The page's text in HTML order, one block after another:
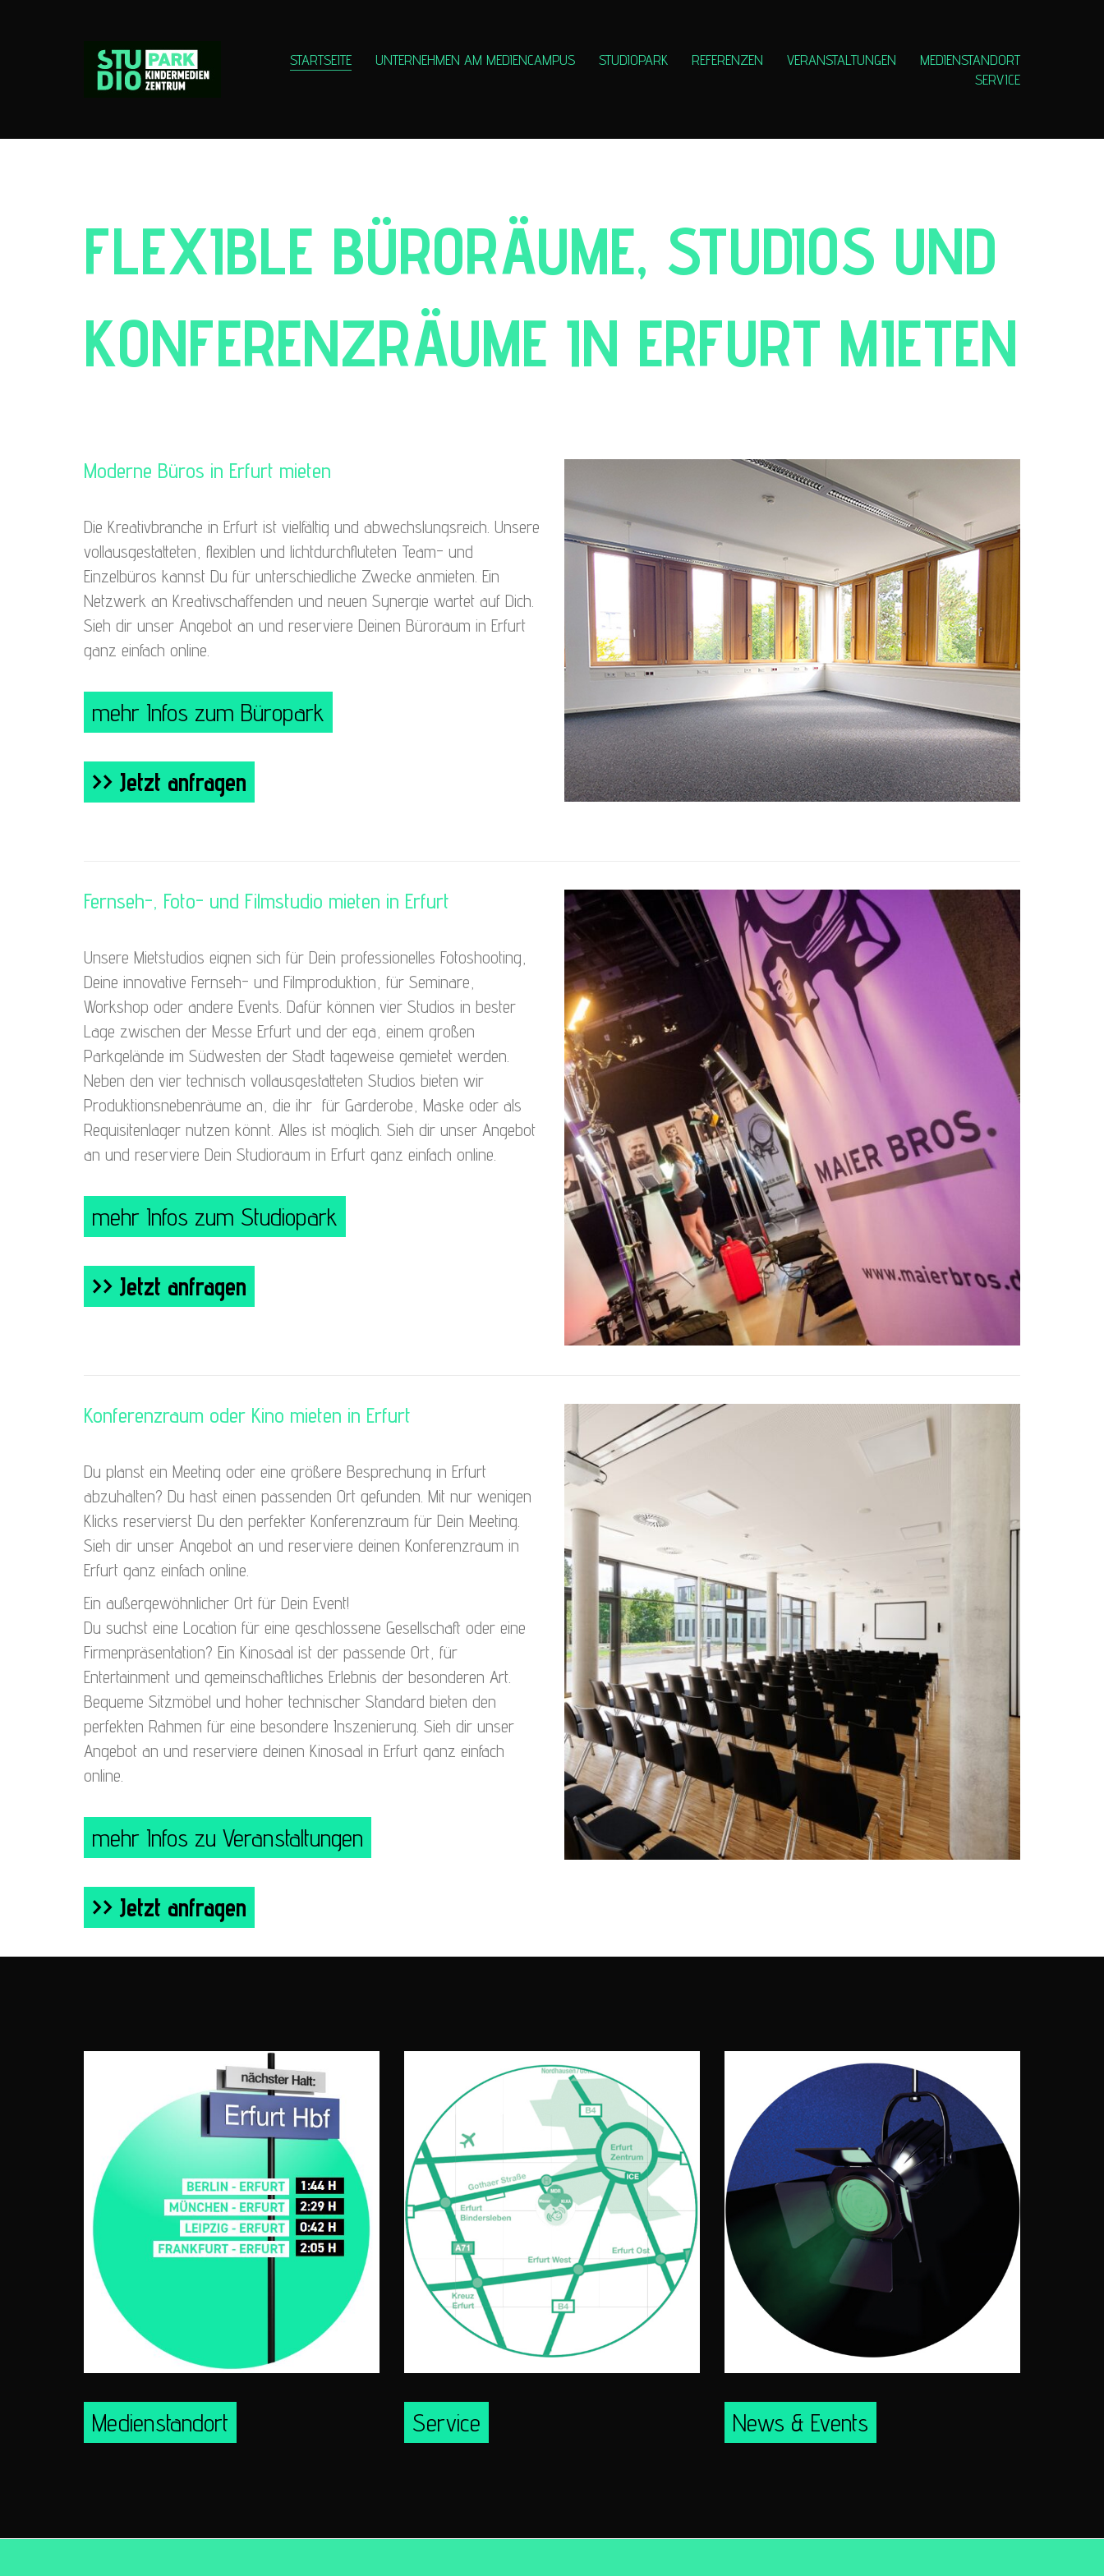
STARTSEITE UNTERNEHMEN AM MEDIENCAMPUS STUDIOPARK REFERENZEN VERANSTALTUNGEN
MEDIENSTANDORT
SERVICE
FLEXIBLE BÜRORÄUME, STUDIOS UND
KONFERENZRÄUME IN ERFURT MIETEN
Moderne Büros in Erfurt mieten
Die Kreativbranche in Erfurt ist vielfältig und abwechslungsreich. Unsere
vollausgestatteten, flexiblen und lichtdurchfluteten Team- und
Einzelbüros kannst Du für unterschiedliche Zwecke anmieten. Ein
Netzwerk an Kreativschaffenden und neuen Synergie wartet auf Dich.
Sieh dir unser Angebot an und reserviere Deinen Büroraum in Erfurt
ganz einfach online.
mehr Infos zum Büropark
>> Jetzt anfragen
Fernseh-, Foto- und Filmstudio mieten in Erfurt
Unsere Mietstudios eignen sich für Dein professionelles Fotoshooting,
Deine innovative Fernseh- und Filmproduktion, für Seminare,
Workshop oder andere Events. Dafür können vier Studios in bester
Lage zwischen der Messe Erfurt und der ega, einem großen
Parkgelände im Südwesten der Stadt tageweise gemietet werden.
Neben den vier technisch vollausgestatteten Studios bieten wir
Produktionsnebenräume an, die ihr für Garderobe, Maske oder als
Requisitenlager nutzen könnt. Alles ist möglich. Sieh dir unser Angebot
an und reserviere Dein Studioraum in Erfurt ganz einfach online.
mehr Infos zum Studiopark
>> Jetzt anfragen
Konferenzraum oder Kino mieten in Erfurt
Du planst ein Meeting oder eine größere Besprechung in Erfurt
abzuhalten? Du hast einen passenden Ort gefunden. Mit nur wenigen
Klicks reservierst Du den perfekter Konferenzraum für Dein Meeting.
Sieh dir unser Angebot an und reserviere deinen Konferenzraum in
Erfurt ganz einfach online.
Ein außergewöhnlicher Ort für Dein Event!
Du suchst eine Location für eine geschlossene Gesellschaft oder eine
Firmenpräsentation? Ein Kinosaal ist der passende Ort, für
Entertainment und gemeinschaftliches Erlebnis der besonderen Art.
Bequeme Sitzmöbel und hoher technischer Standard bieten den
perfekten Rahmen für eine besondere Inszenierung. Sieh dir unser
Angebot an und reserviere deinen Kinosaal in Erfurt ganz einfach
online.
mehr Infos zu Veranstaltungen
>> Jetzt anfragen
Medienstandort Service News & Events